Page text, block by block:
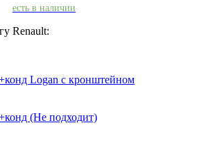
есть в наличии
Renault:
Logan с кронштейном
(Не подходит)